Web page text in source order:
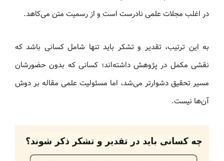
در اغلب مجلات علمی نادرست است و از رسمیت متن می‌کاهد.
به این ترتیب، تقدیر و تشکر باید تنها شامل کسانی باشد که
نقشی مکمل در پژوهش داشته‌اند؛ کسانی که بدون حضورشان
مسیر تحقیق دشوارتر می‌شد، اما مسئولیت علمی مقاله بر دوش
آن‌ها نیست.